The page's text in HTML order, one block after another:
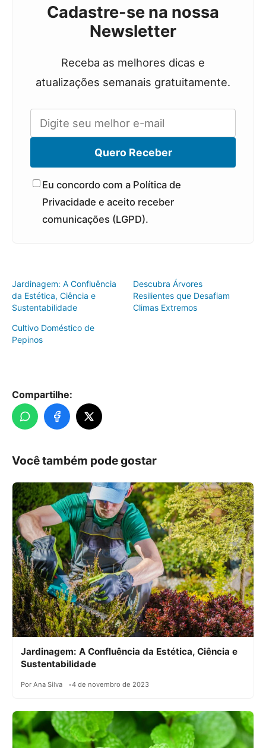
Cadastre-se na nossa
Newsletter
Receba as melhores dicas e
atualizações semanais gratuitamente.
Quero Receber
Eu concordo com a Política de
Privacidade e aceito receber
comunicações (LGPD).
Jardinagem: A Confluência
da Estética, Ciência e
Sustentabilidade
Descubra Árvores
Resilientes que Desafiam
Climas Extremos
Cultivo Doméstico de
Pepinos
Compartilhe:
Você também pode gostar
Jardinagem: A Confluência da Estética, Ciência e
Sustentabilidade
Por Ana Silva 4 de novembro de 2023